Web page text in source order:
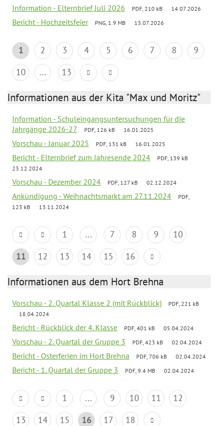
Information - Elternbrief Juli 2026 PDF, 210 kB 14.07.2026
Bericht - Hochzeitsfeier PNG, 1.9 MB 13.07.2026
1 2 3 4 5 6 7 8
9
10
... 13
Informationen aus der Kita "Max und Moritz"
Information - Schuleingangsuntersuchungen für die
Jahrgänge 2026-27
PDF, 126 kB 16.01.2025
Vorschau - Januar 2025 PDF, 131 kB 16.01.2025
Bericht - Elternbrief zum Jahresende 2024
PDF, 139 kB
23.12.2024
Vorschau - Dezember 2024 PDF, 127 kB 02.12.2024
Ankündigung - Weihnachtsmarkt am 27.11.2024
PDF,
123 kB
13.11.2024
1 ... 7 8 9
10
11
12 13 14 15 16
Informationen aus dem Hort Brehna
Vorschau - 2. Quartal Klasse 2 (mit Rückblick)
PDF, 221 kB
18.04.2024
Bericht - Rückblick der 4. Klasse PDF, 401 kB 05.04.2024
Vorschau - 2. Quartal der Gruppe 3 PDF, 423 kB 02.04.2024
Bericht - Osterferien im Hort Brehna PDF, 706 kB 02.04.2024
Bericht - 1. Quartal der Gruppe 3 PDF, 9.4 MB 02.04.2024
1 ... 9 10 11
12
13
14 15 16 17 18